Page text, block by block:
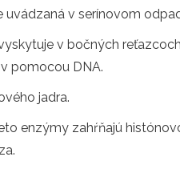
uvádzaná v serínovom
v bočných
pomocou DNA.
jadra.
enzýmy zahŕňajú